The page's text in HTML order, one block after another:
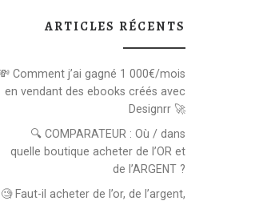
ARTICLES RÉCENTS
💸 Comment j’ai gagné 1 000€/mois
en vendant des ebooks créés avec
Designrr 🚀
🔍 COMPARATEUR : Où / dans
quelle boutique acheter de l’OR et
de l’ARGENT ?
🧐 Faut-il acheter de l’or, de l’argent,